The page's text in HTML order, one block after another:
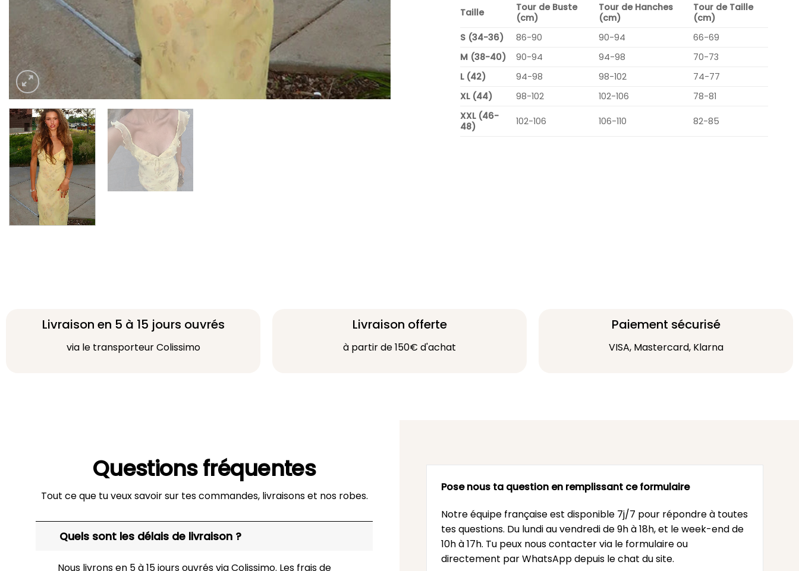
Taille
Tour de Buste
(cm)
Tour de Hanches
(cm)
Tour de Taille
(cm)
S (34-36)
86-90 90-94
66-69
M (38-40)
90-94 94-98
70-73
L (42)
94-98 98-102
74-77
XL (44)
98-102 102-106
78-81
XXL (46-
48)
102-106 106-110 82-85
Livraison en 5 à 15 jours ouvrés
via le transporteur Colissimo
Livraison offerte
à partir de 150€ d'achat
Paiement sécurisé
VISA, Mastercard, Klarna
Questions fréquentes
Tout ce que tu veux savoir sur tes commandes, livraisons et nos robes.
Quels sont les délais de livraison ?
Nous livrons en 5 à 15 jours ouvrés via Colissimo. Les frais de
Pose nous ta question en remplissant ce formulaire
Notre équipe française est disponible 7j/7 pour répondre à toutes
tes questions. Du lundi au vendredi de 9h à 18h, et le week-end de
10h à 17h. Tu peux nous contacter via le formulaire ou
directement par WhatsApp depuis le chat du site.